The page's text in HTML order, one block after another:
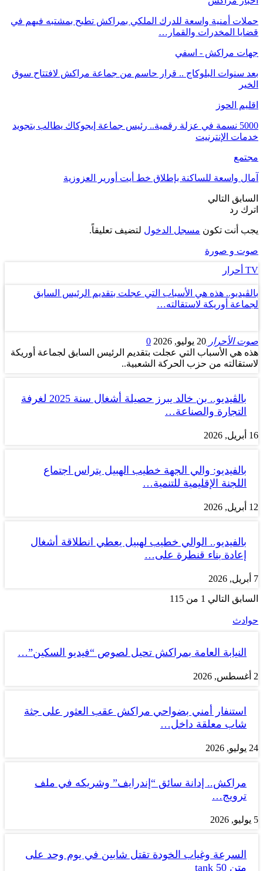
حملات أمنية واسعة للدرك الملكي بمراكش تطيح بمشتبه فيهم في
قضايا المخدرات والقمار…
جهات مراكش - اسفي
بعد سنوات البلوكاج .. قرار حاسم من جماعة مراكش لافتتاح سوق
الخير
اقليم الحوز
5000 نسمة في عزلة رقمية.. رئيس جماعة إيجوكاك يطالب بتجويد
خدمات الإنترنيت
مجتمع
آمال واسعة للساكنة بإطلاق خط أيت أورير العزوزية
السابق التالي
اترك رد
يجب أنت تكون مسجل الدخول لتضيف تعليقاً.
صوت و صورة
TV أحرار
بالڤيديو.. هذه هي الأسباب التي عجلت بتقديم الرئيس السابق
لجماعة أوريكة لاستقالته…
صوت الأحرار 20 يوليو, 2026
0
هذه هي الأسباب التي عجلت بتقديم الرئيس السابق لجماعة أوريكة
لاستقالته من حزب الحركة الشعبية..
بالڤيديو.. بن خالد يبرز حصيلة أشغال سنة 2025 لغرفة
التجارة والصناعة…
16 أبريل, 2026
بالفيديو: والي الجهة خطيب الهبيل يتراس اجتماع
اللجنة الإقليمية للتنمية…
12 أبريل, 2026
بالفيديو.. الوالي خطيب لهبيل يعطي انطلاقة أشغال
إعادة بناء قنطرة على…
7 أبريل, 2026
السابق التالي 1 من 115
حوادث
النيابة العامة بمراكش تحيل لصوص “فيديو السكين”…
2 أغسطس, 2026
استنفار أمني بضواحي مراكش عقب العثور على جثة
شاب معلقة داخل…
24 يوليو, 2026
مراكش.. إدانة سائق “إندرايف” وشريكه في ملف
ترويج…
5 يوليو, 2026
السرعة وغياب الخودة تقتل شابين في يوم وحد على
متن tank 50